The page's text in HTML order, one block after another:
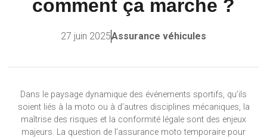
comment ça marche ?
27 juin 2025Assurance véhicules
Dans le paysage dynamique des événements sportifs, qu’ils
soient liés à la moto ou à d’autres disciplines mécaniques, la
maîtrise des risques et la conformité légale sont des enjeux
majeurs. La question de l’assurance moto temporaire pour